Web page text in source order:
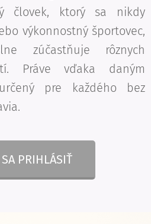
človek, ktorý sa nikdy
výkonnostný športovec,
zúčastňuje rôznych
Práve vďaka daným
pre každého bez
PRIHLÁSIŤ